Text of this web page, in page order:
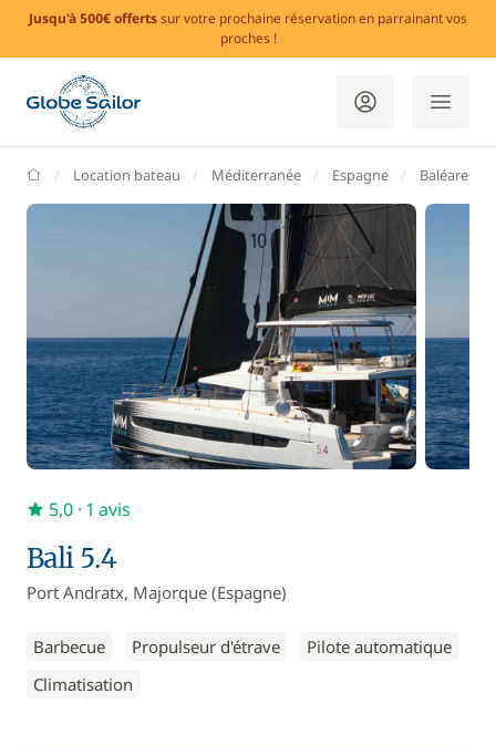
Jusqu'à 500€ offertssur votre prochaine réservation en parrainant vos
proches !
GlobeSailor
Location bateau Méditerranée Espagne Baléares
Bali 5.4
Port Andratx, Majorque (Espagne)
Barbecue Propulseur d'étrave
Pilote automatique
Climatisation
5,0 · 1 avis